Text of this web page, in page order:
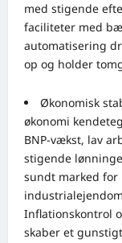
med stigende
faciliteter med
automatisering
op og holder
Økonomisk
økonomi
BNP-vækst, lav
stigende
sundt marked for
Inflationskontrol
skaber et